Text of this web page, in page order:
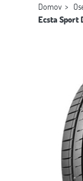
Domov
Ecsta Sport